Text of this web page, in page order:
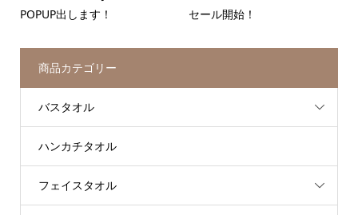
POPUP出します！
セール開始！
商品カテゴリー
バスタオル
ハンカチタオル
フェイスタオル